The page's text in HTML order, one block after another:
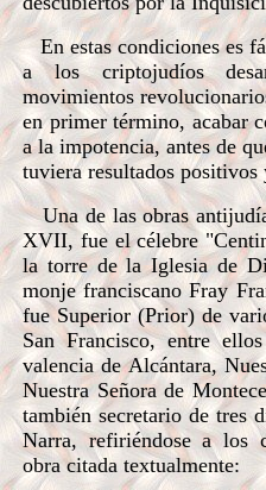
En estas condiciones es
a los criptojudíos
movimientos
en primer término, acabar
a la impotencia, antes de
tuviera resultados positivos
Una de las obras
XVII, fue el célebre
la torre de la Iglesia de
monje franciscano Fray
fue Superior (Prior) de
San Francisco, entre
valencia de Alcántara,
Nuestra Señora de
también secretario de tres
Narra, refiriéndose a los
obra citada textualmente: